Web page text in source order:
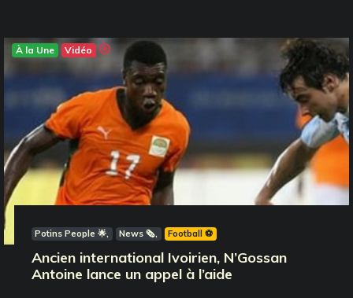
À la Une Vidéo
Potins People 🌟 News 🗞️ Football ⚽️
Ancien international Ivoirien, N’Gossan
Antoine lance un appel à l’aide